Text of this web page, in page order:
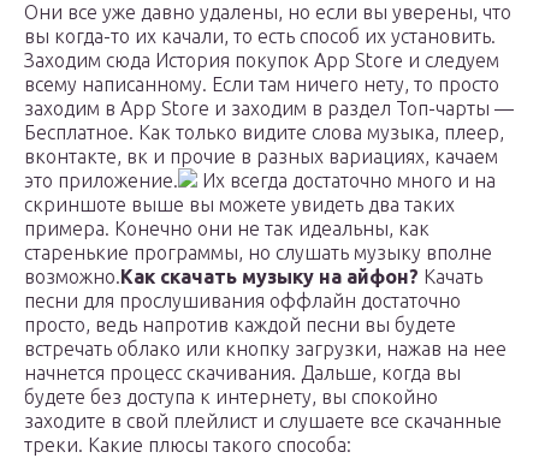
Они все уже давно удалены, но если вы уверены, что
вы когда-то их качали, то есть способ их установить.
Заходим сюда История покупок App Store и следуем
всему написанному. Если там ничего нету, то просто
заходим в App Store и заходим в раздел Топ-чарты —
Бесплатное. Как только видите слова музыка, плеер,
вконтакте, вк и прочие в разных вариациях, качаем
это приложение.
Их всегда достаточно много и на
скриншоте выше вы можете увидеть два таких
примера. Конечно они не так идеальны, как
старенькие программы, но слушать музыку вполне
возможно.Как скачать музыку на айфон? Качать
песни для прослушивания оффлайн достаточно
просто, ведь напротив каждой песни вы будете
встречать облако или кнопку загрузки, нажав на нее
начнется процесс скачивания. Дальше, когда вы
будете без доступа к интернету, вы спокойно
заходите в свой плейлист и слушаете все скачанные
треки. Какие плюсы такого способа: